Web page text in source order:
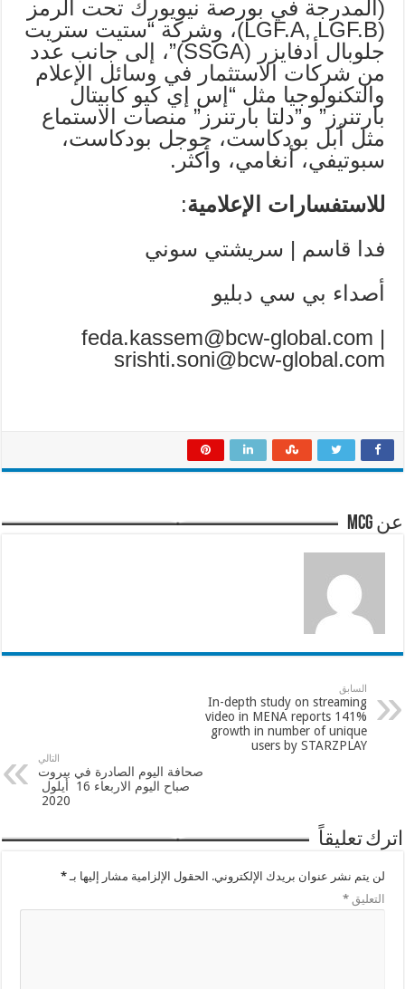
(المدرجة في بورصة نيويورك تحت الرمز
(LGF.A, LGF.B)، وشركة “ستيت ستريت
جلوبال أدفايزر (SSGA)”، إلى جانب عدد
من شركات الاستثمار في وسائل الإعلام
والتكنولوجيا مثل “إس إي كيو كابيتال
بارتنرز” و”دلتا بارتنرز” منصات الاستماع
مثل أبل بودكاست، جوجل بودكاست،
سبوتيفي، أنغامي، وأكثر.
للاستفسارات الإعلامية:
فدا قاسم | سريشتي سوني
أصداء بي سي دبليو
feda.kassem@bcw-global.com |
srishti.soni@bcw-global.com
عن mcg
السابق
In-depth study on streaming
video in MENA reports 141%
growth in number of unique
users by STARZPLAY
التالي
صحافة اليوم الصادرة في بيروت
صباح اليوم الاربعاء 16 أيلول
2020
اترك تعليقاً
لن يتم نشر عنوان بريدك الإلكتروني. الحقول الإلزامية مشار إليها بـ*
التعليق*